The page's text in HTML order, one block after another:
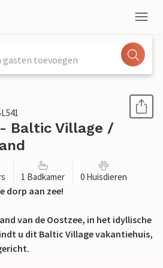
toevoegen
Baltic Village /
1 Badkamer 0 Huisdieren
dorp aan zee!
van de Oostzee, in het idyllische
u dit Baltic Village vakantiehuis,